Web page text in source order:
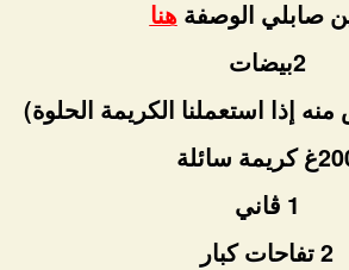
صابلي الوصفةهنا
2بيضات
سائلة
1 ڤاني
2 تفاحات كبار